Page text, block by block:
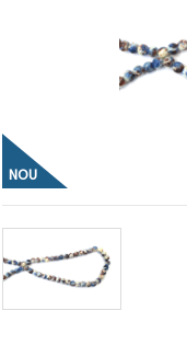
pentru a
analiza
traficul și a
afișa
conținut și
relevante,
inclusiv cu
partenerilor
NOU